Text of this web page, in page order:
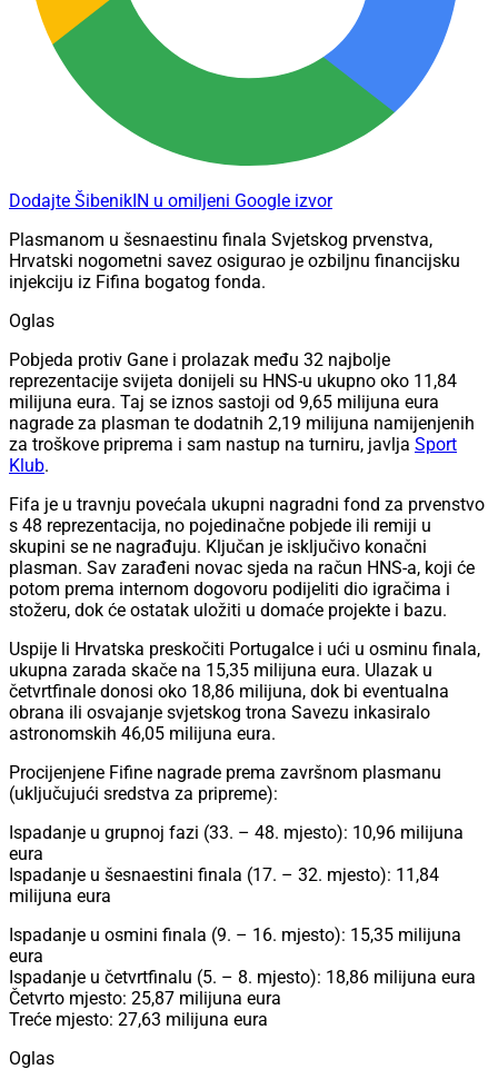
Dodajte ŠibenikIN u omiljeni Google izvor
Plasmanom u šesnaestinu finala Svjetskog prvenstva,
Hrvatski nogometni savez osigurao je ozbiljnu financijsku
injekciju iz Fifina bogatog fonda.
Oglas
Pobjeda protiv Gane i prolazak među 32 najbolje
reprezentacije svijeta donijeli su HNS-u ukupno oko 11,84
milijuna eura. Taj se iznos sastoji od 9,65 milijuna eura
nagrade za plasman te dodatnih 2,19 milijuna namijenjenih
za troškove priprema i sam nastup na turniru, javlja Sport
Klub.
Fifa je u travnju povećala ukupni nagradni fond za prvenstvo
s 48 reprezentacija, no pojedinačne pobjede ili remiji u
skupini se ne nagrađuju. Ključan je isključivo konačni
plasman. Sav zarađeni novac sjeda na račun HNS-a, koji će
potom prema internom dogovoru podijeliti dio igračima i
stožeru, dok će ostatak uložiti u domaće projekte i bazu.
Uspije li Hrvatska preskočiti Portugalce i ući u osminu finala,
ukupna zarada skače na 15,35 milijuna eura. Ulazak u
četvrtfinale donosi oko 18,86 milijuna, dok bi eventualna
obrana ili osvajanje svjetskog trona Savezu inkasiralo
astronomskih 46,05 milijuna eura.
Procijenjene Fifine nagrade prema završnom plasmanu
(uključujući sredstva za pripreme):
Ispadanje u grupnoj fazi (33. – 48. mjesto): 10,96 milijuna
eura
Ispadanje u šesnaestini finala (17. – 32. mjesto): 11,84
milijuna eura
Ispadanje u osmini finala (9. – 16. mjesto): 15,35 milijuna
eura
Ispadanje u četvrtfinalu (5. – 8. mjesto): 18,86 milijuna eura
Četvrto mjesto: 25,87 milijuna eura
Treće mjesto: 27,63 milijuna eura
Oglas